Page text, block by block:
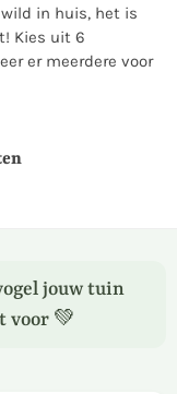
in huis, het is
Kies uit 6
er meerdere voor
jouw tuin
voor 💚